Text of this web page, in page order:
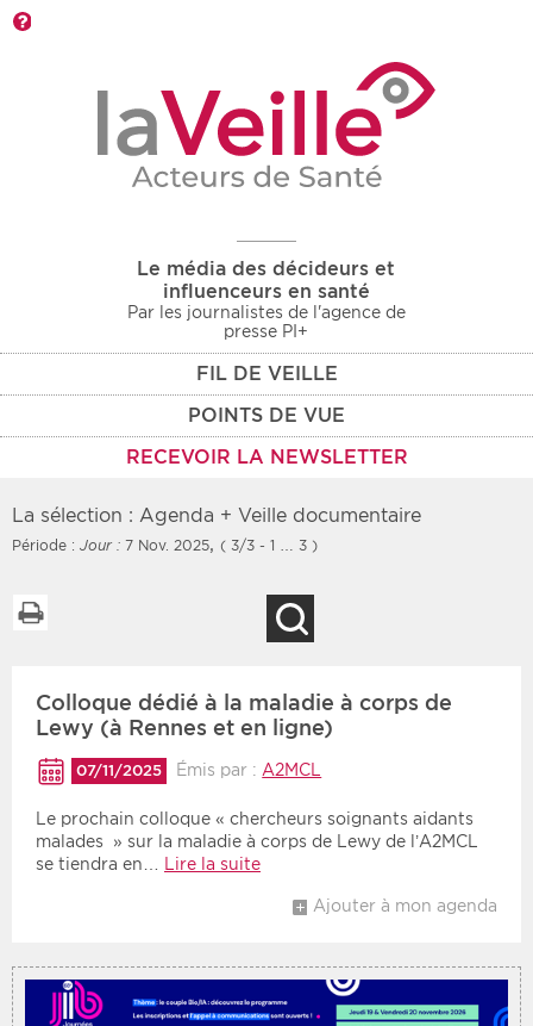
Le média des décideurs et
influenceurs en santé
Par les journalistes de l'agence de
presse PI+
FIL DE VEILLE
POINTS DE VUE
RECEVOIR LA NEWSLETTER
Rendez-vous des 7
prochains jours
Communiqués des 10
derniers jours
Recherche par mots clés
Type d'information
Rendez-vous
Communiqués
Les deux
Protection sociale
Sanitaire
Zone géographique
Choisir une zone
La sélection : Agenda + Veille documentaire
Période : Jour : 7 Nov. 2025, ( 3/3 - 1 … 3 )
Colloque dédié à la maladie à corps de
Lewy (à Rennes et en ligne)
07/11/2025 Émis par :A2MCL
Le prochain colloque « chercheurs soignants aidants
malades » sur la maladie à corps de Lewy de l’A2MCL
se tiendra en…
Lire la suite
Ajouter à mon agenda